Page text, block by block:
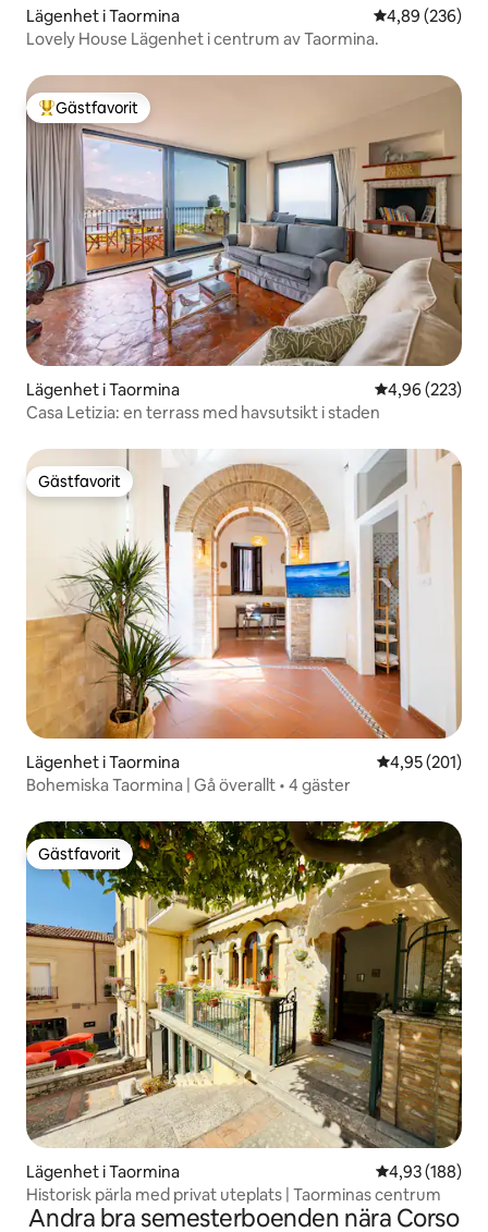
Lägenhet i Taormina 4,89 av 5 i
4,89 (236)
Lovely House Lägenhet i centrum av Taormina.
Populär gästfavorit
Gästfavorit
Lägenhet i Taormina 4,96 av 5 i
4,96 (223)
Casa Letizia: en terrass med havsutsikt i staden
Gästfavorit
Gästfavorit
Lägenhet i Taormina 4,95 av 5 i
4,95 (201)
Bohemiska Taormina | Gå överallt • 4 gäster
Gästfavorit
Gästfavorit
Lägenhet i Taormina 4,93 av 5 i
4,93 (188)
Historisk pärla med privat uteplats | Taorminas centrum
Andra bra semesterboenden nära Corso